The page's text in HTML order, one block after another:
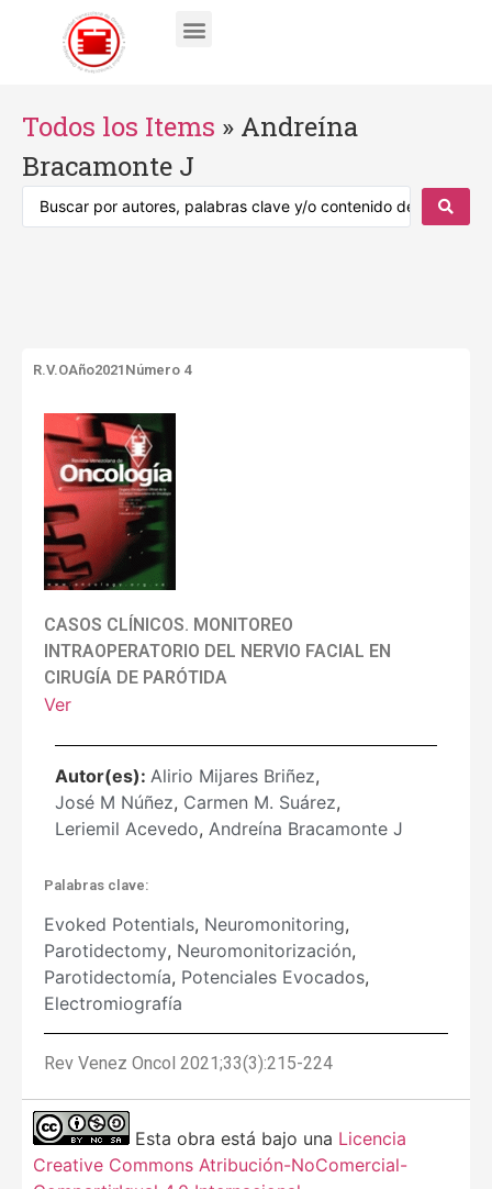
Todos los Items » Andreína
Bracamonte J
R.V.OAño2021 Número 4
CASOS CLÍNICOS. MONITOREO
INTRAOPERATORIO DEL NERVIO FACIAL EN
CIRUGÍA DE PARÓTIDA
Ver
Autor(es): Alirio Mijares Briñez,
José M Núñez, Carmen M. Suárez,
Leriemil Acevedo, Andreína Bracamonte J
Palabras clave:
Evoked Potentials, Neuromonitoring,
Parotidectomy, Neuromonitorización,
Parotidectomía, Potenciales Evocados,
Electromiografía
Rev Venez Oncol 2021;33(3):215-224
Esta obra está bajo una Licencia
Creative Commons Atribución-NoComercial-